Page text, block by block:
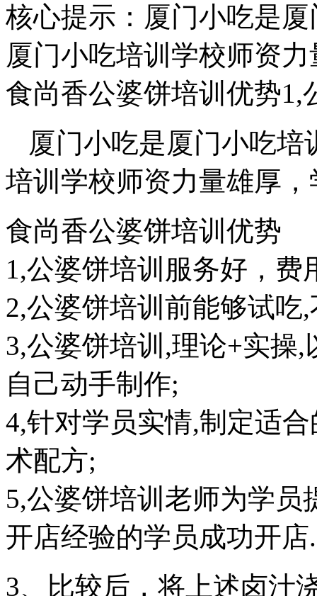
核心提示：厦门小吃是
厦门小吃培训学校师资
食尚香公婆饼培训优势1,
厦门小吃是厦门小吃
培训学校师资力量雄厚
食尚香公婆饼培训优势
1,公婆饼培训服务好，费
2,公婆饼培训前能够试吃
3,公婆饼培训,理论+实操
自己动手制作;
4,针对学员实情,制定适
术配方;
5,公婆饼培训老师为学
开店经验的学员成功开店.
3、比较后，将上述卤汁